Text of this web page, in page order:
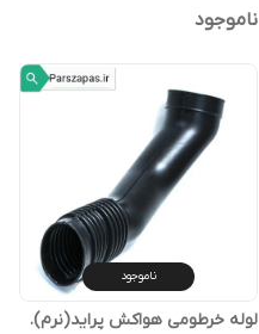
ناموجود
ناموجود
لوله خرطومی هواکش پراید(نرم).